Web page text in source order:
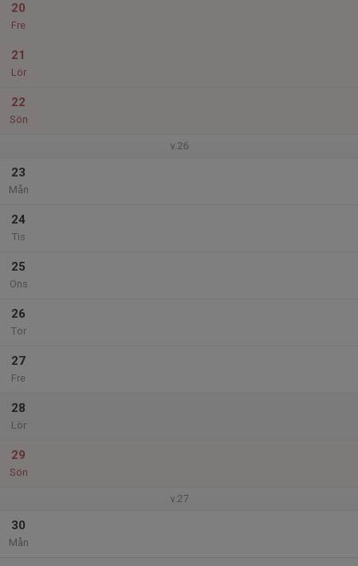
20
Fre
21
Lör
22
Sön
v.26
23
Mån
24
Tis
25
Ons
26
Tor
27
Fre
28
Lör
29
Sön
v.27
30
Mån